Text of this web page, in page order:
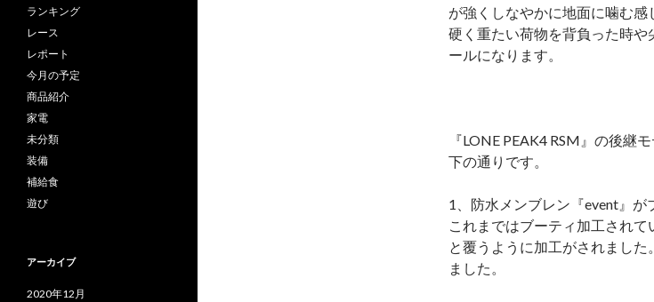
が強くしなやかに地面に噛む
硬く重たい荷物を背負った時
ールになります。
『LONE PEAK4 RSM』の後継
下の通りです。
1、防水メンブレン『event』が
これまではブーティ加工されて
と覆うように加工がされまし
ました。
ランキング
レース
レポート
今月の予定
商品紹介
家電
未分類
装備
補給食
遊び
アーカイブ
2020年12月